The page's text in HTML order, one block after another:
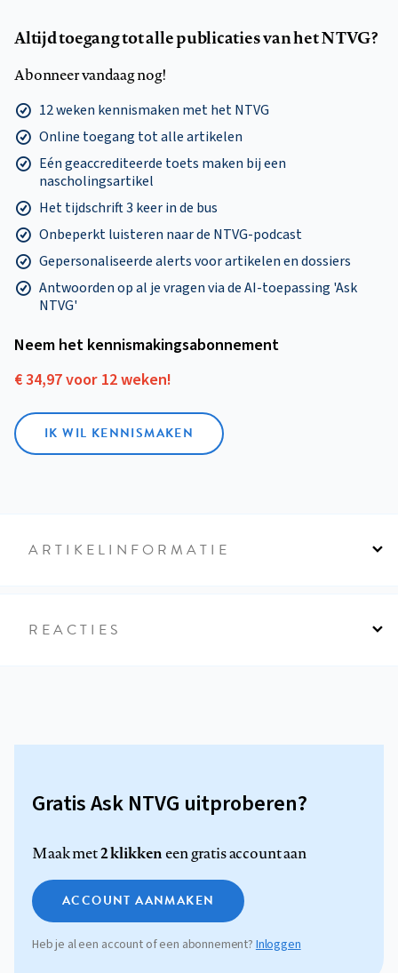
Altijd toegang tot alle publicaties van het NTVG?
Abonneer vandaag nog!
12 weken kennismaken met het NTVG
Online toegang tot alle artikelen
Eén geaccrediteerde toets maken bij een
nascholingsartikel
Het tijdschrift 3 keer in de bus
Onbeperkt luisteren naar de NTVG-podcast
Gepersonaliseerde alerts voor artikelen en dossiers
Antwoorden op al je vragen via de AI-toepassing 'Ask
NTVG'
Neem het kennismakings­abonnement
€ 34,97 voor 12 weken!
IK WIL KENNISMAKEN
ARTIKELINFORMATIE
REACTIES
Gratis Ask NTVG uitproberen?
Maak met2 klikkeneen gratis account aan
ACCOUNT AANMAKEN
Heb je al een account of een abonnement?Inloggen